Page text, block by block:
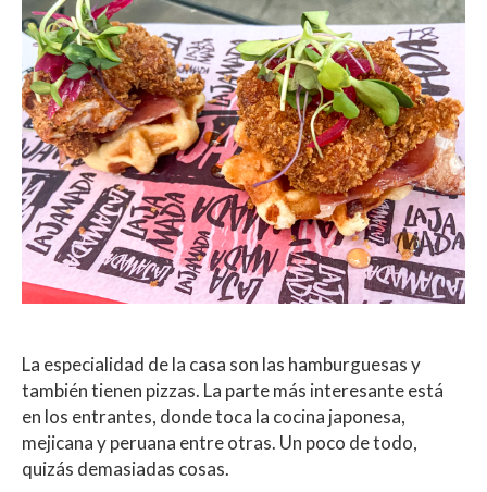
La especialidad de la casa son las hamburguesas y
también tienen pizzas. La parte más interesante está
en los entrantes, donde toca la cocina japonesa,
mejicana y peruana entre otras. Un poco de todo,
quizás demasiadas cosas.